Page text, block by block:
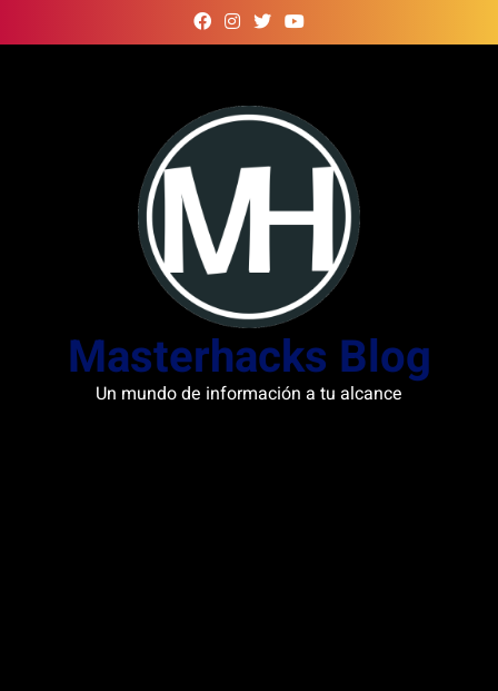
to
Masterhacks Blog
Un mundo de información a tu alcance